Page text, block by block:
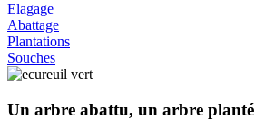
Elagage
Abattage
Plantations
Souches
Un arbre abattu, un arbre planté